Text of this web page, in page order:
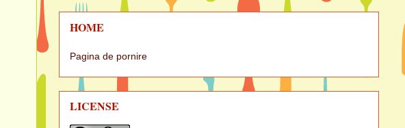
HOME
Pagina de pornire
LICENSE